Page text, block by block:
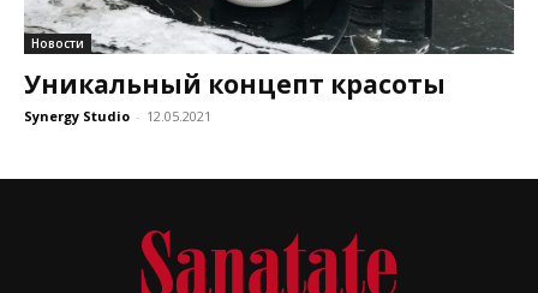
Новости
Уникальный концепт красоты
Synergy Studio - 12.05.2021